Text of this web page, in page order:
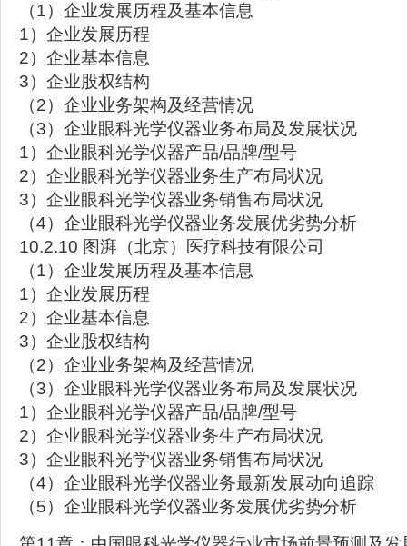
（1）企业发展历程及基本信息
1）企业发展历程
2）企业基本信息
3）企业股权结构
（2）企业业务架构及经营情况
（3）企业眼科光学仪器业务布局及发展状况
1）企业眼科光学仪器产品/品牌/型号
2）企业眼科光学仪器业务生产布局状况
3）企业眼科光学仪器业务销售布局状况
（4）企业眼科光学仪器业务发展优劣势分析
10.2.10 图湃（北京）医疗科技有限公司
（1）企业发展历程及基本信息
1）企业发展历程
2）企业基本信息
3）企业股权结构
（2）企业业务架构及经营情况
（3）企业眼科光学仪器业务布局及发展状况
1）企业眼科光学仪器产品/品牌/型号
2）企业眼科光学仪器业务生产布局状况
3）企业眼科光学仪器业务销售布局状况
（4）企业眼科光学仪器业务最新发展动向追踪
（5）企业眼科光学仪器业务发展优劣势分析